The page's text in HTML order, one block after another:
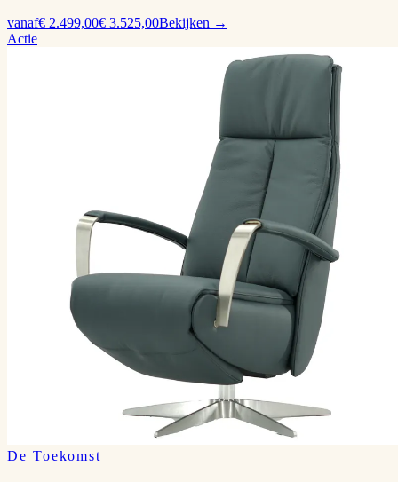
vanaf€ 2.499,00€ 3.525,00Bekijken →
Actie
De Toekomst